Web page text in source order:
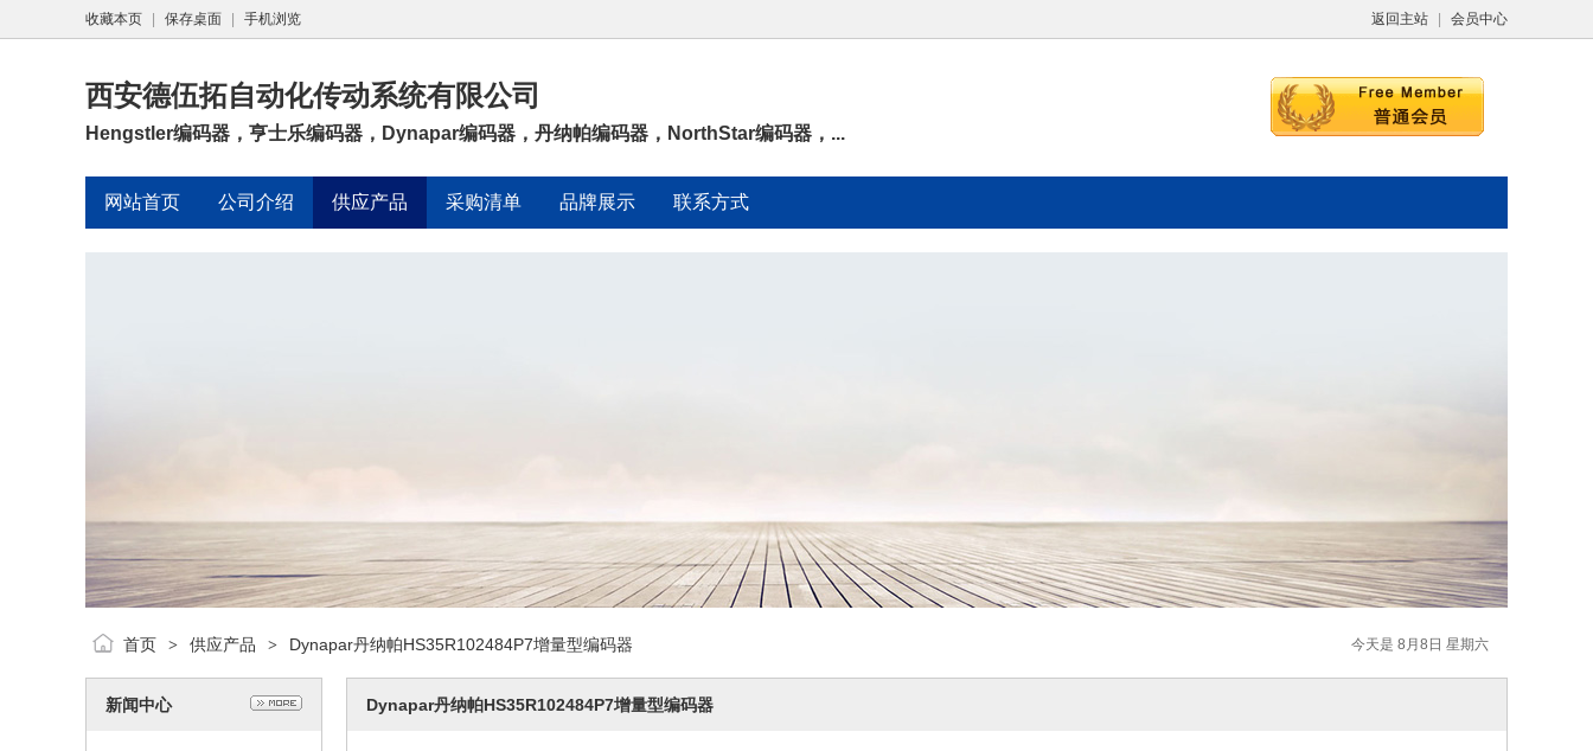
返回主站 会员中心
收藏本页 保存桌面 手机浏览
西安德伍拓自动化传动系统有限公司
Hengstler编码器，亨士乐编码器，Dynapar编码器，丹纳帕编码器，NorthStar编码器，...
网站首页 公司介绍 供应产品 采购清单 品牌展示 联系方式
今天是 8月8日 星期六
首页 > 供应产品 > Dynapar丹纳帕HS35R102484P7增量型编码器
新闻中心 Dynapar丹纳帕HS35R102484P7增量型编码器